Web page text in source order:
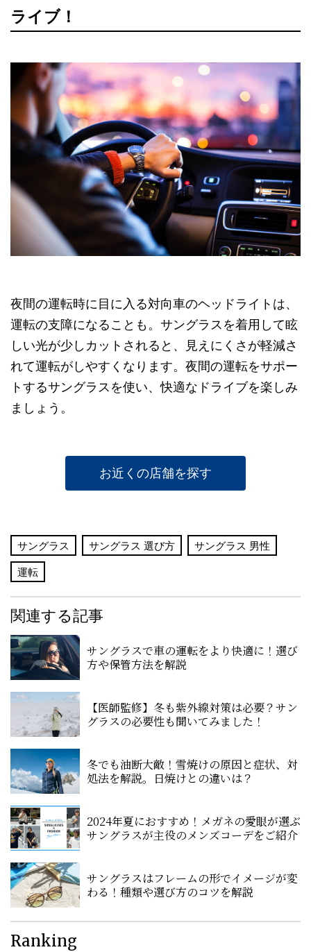
ライブ！
夜間の運転時に目に入る対向車のヘッドライトは、
運転の支障になることも。サングラスを着用して眩
しい光が少しカットされると、見えにくさが軽減さ
れて運転がしやすくなります。夜間の運転をサポー
トするサングラスを使い、快適なドライブを楽しみ
ましょう。
お近くの店舗を探す
サングラス サングラス 選び方 サングラス 男性
運転
関連する記事
サングラスで車の運転をより快適に！選び
方や保管方法を解説
【医師監修】冬も紫外線対策は必要？サン
グラスの必要性も聞いてみました！
冬でも油断大敵！雪焼けの原因と症状、対
処法を解説。日焼けとの違いは？
2024年夏におすすめ！メガネの愛眼が選ぶ
サングラスが主役のメンズコーデをご紹介
サングラスはフレームの形でイメージが変
わる！種類や選び方のコツを解説
Ranking